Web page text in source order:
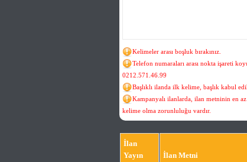
Kelimeler arası boşluk bırakınız.
Telefon numaraları arası nokta işareti
0212.571.46.99
Başlıklı ilanda ilk kelime, başlık kabul
Kampanyalı ilanlarda, ilan metninin en
kelime olma zorunluluğu vardır.
İlan
Yayın
İlan Metni